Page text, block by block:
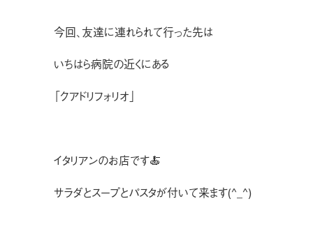
今回、友達に連れられて行った先は
いちはら病院の近くにある
「クアドリフォリオ」
イタリアンのお店です🍝
サラダとスープとパスタが付いて来ます(^_^)